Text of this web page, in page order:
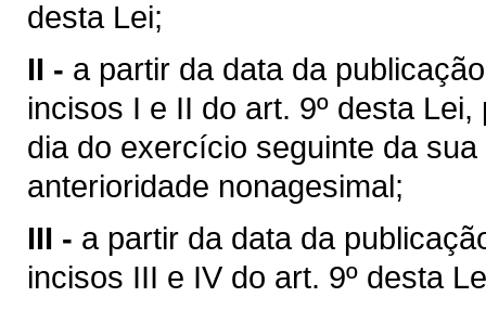
desta Lei;
II - a partir da data da
incisos I e II do art. 9º desta
dia do exercício seguinte da
anterioridade nonagesimal;
III - a partir da data da
incisos III e IV do art. 9º desta